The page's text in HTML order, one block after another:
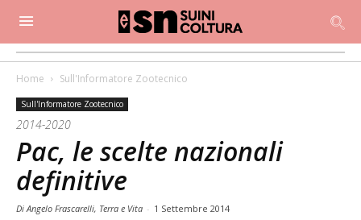
Home Sull'Informatore Zootecnico
Sull'Informatore Zootecnico
2014-2020
Pac, le scelte nazionali
definitive
Di Angelo Frascarelli, Terra e Vita - 1 Settembre 2014